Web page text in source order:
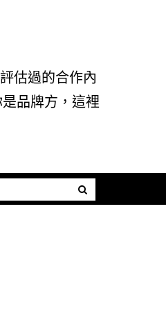
估過的合作內
品牌方，這裡
Menu